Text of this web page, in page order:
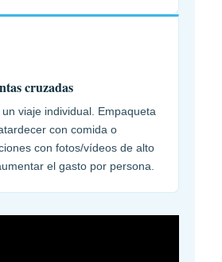
cruzadas
viaje individual. Empaqueta
con comida o
con fotos/vídeos de alto
el gasto por persona.